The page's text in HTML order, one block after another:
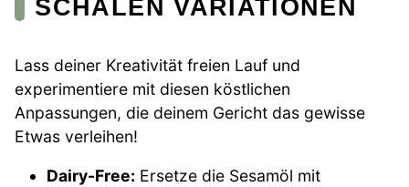
SCHALEN VARIATIONEN
Lass deiner Kreativität freien Lauf und
experimentiere mit diesen köstlichen
Anpassungen, die deinem Gericht das gewisse
Etwas verleihen!
Dairy-Free: Ersetze die Sesamöl mit